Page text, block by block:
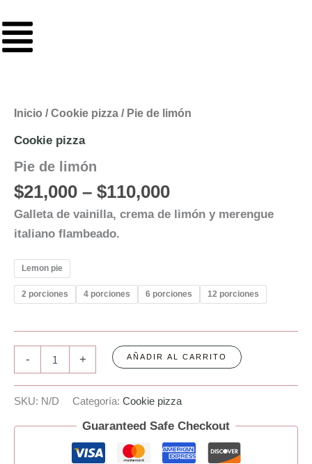
al
contenido
Inicio /Cookie pizza / Pie de limón
Cookie pizza
Pie de limón
$21,000 – $110,000
$21,000
Galleta de vainilla, crema de limón y merengue
italiano flambeado.
Lemon pie
2 porciones 4 porciones 6 porciones 12 porciones
-
cantidad
+ AÑADIR AL CARRITO
SKU: N/D Categoría: Cookie pizza
Guaranteed Safe Checkout